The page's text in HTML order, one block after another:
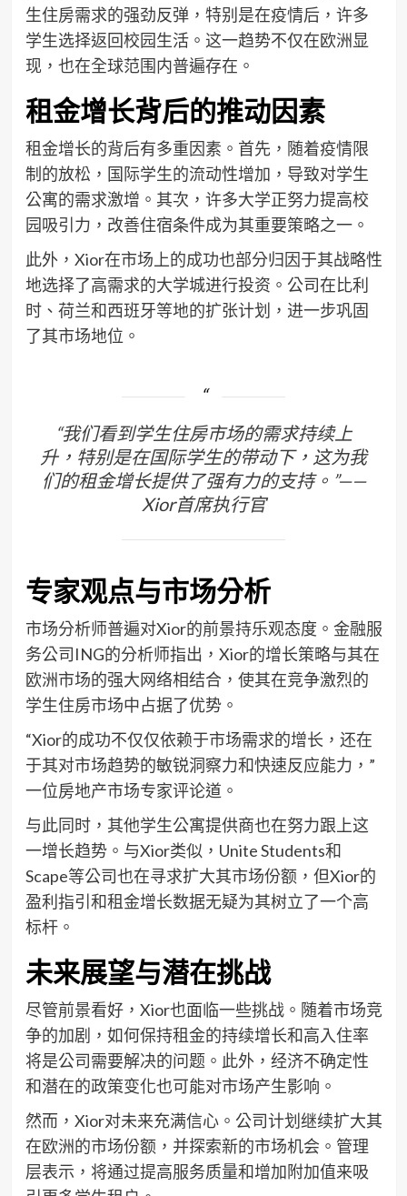
生住房需求的强劲反弹，特别是在疫情后，许多
学生选择返回校园生活。这一趋势不仅在欧洲显
现，也在全球范围内普遍存在。
租金增长背后的推动因素
租金增长的背后有多重因素。首先，随着疫情限
制的放松，国际学生的流动性增加，导致对学生
公寓的需求激增。其次，许多大学正努力提高校
园吸引力，改善住宿条件成为其重要策略之一。
此外，Xior在市场上的成功也部分归因于其战略性
地选择了高需求的大学城进行投资。公司在比利
时、荷兰和西班牙等地的扩张计划，进一步巩固
了其市场地位。
“我们看到学生住房市场的需求持续上
升，特别是在国际学生的带动下，这为我
们的租金增长提供了强有力的支持。”——
Xior首席执行官
专家观点与市场分析
市场分析师普遍对Xior的前景持乐观态度。金融服
务公司ING的分析师指出，Xior的增长策略与其在
欧洲市场的强大网络相结合，使其在竞争激烈的
学生住房市场中占据了优势。
“Xior的成功不仅仅依赖于市场需求的增长，还在
于其对市场趋势的敏锐洞察力和快速反应能力，”
一位房地产市场专家评论道。
与此同时，其他学生公寓提供商也在努力跟上这
一增长趋势。与Xior类似，Unite Students和
Scape等公司也在寻求扩大其市场份额，但Xior的
盈利指引和租金增长数据无疑为其树立了一个高
标杆。
未来展望与潜在挑战
尽管前景看好，Xior也面临一些挑战。随着市场竞
争的加剧，如何保持租金的持续增长和高入住率
将是公司需要解决的问题。此外，经济不确定性
和潜在的政策变化也可能对市场产生影响。
然而，Xior对未来充满信心。公司计划继续扩大其
在欧洲的市场份额，并探索新的市场机会。管理
层表示，将通过提高服务质量和增加附加值来吸